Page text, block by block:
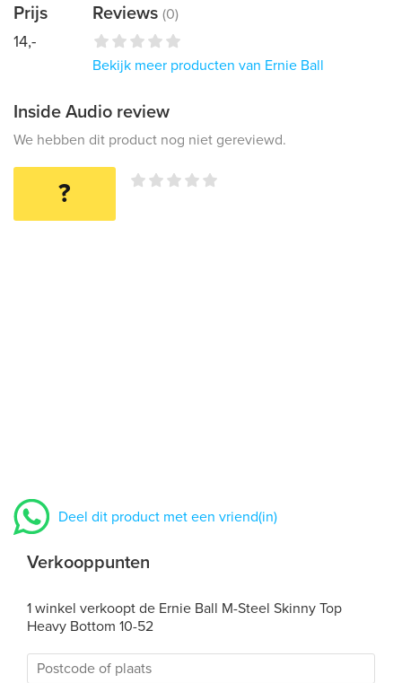
Prijs
14,-
Reviews (0)
Bekijk meer producten van Ernie Ball
Inside Audio review
We hebben dit product nog niet gereviewd.
?
Deel dit product met een vriend(in)
Verkooppunten
1 winkel verkoopt de Ernie Ball M-Steel Skinny Top
Heavy Bottom 10-52